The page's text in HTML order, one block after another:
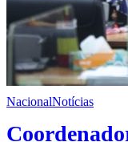
NacionalNotícias